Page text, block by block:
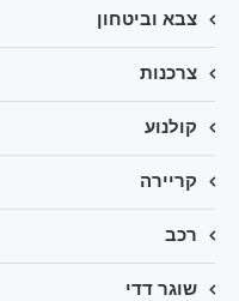
צבא וביטחון
צרכנות
קולנוע
קריירה
רכב
שוגר דדי